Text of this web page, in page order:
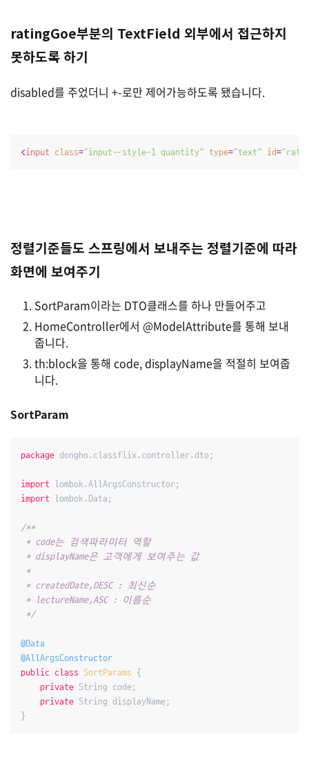
ratingGoe부분의 TextField 외부에서 접근하지
못하도록 하기
disabled를 주었더니 +-로만 제어가능하도록 됐습니다.
<input class="input--style-1 quantity" type="text" id=
정렬기준들도 스프링에서 보내주는 정렬기준에 따라
화면에 보여주기
SortParam이라는 DTO클래스를 하나 만들어주고
HomeController에서 @ModelAttribute를 통해 보내
줍니다.
th:block을 통해 code, displayName을 적절히 보여줍
니다.
SortParam
package dongho.classflix.controller.dto;
import
import lombok.Data;
/**
* code는 검색파라미터 역할
* displayName은 고객에게 보여주는 값
*
* createdDate,DESC : 최신순
* lectureName,ASC : 이름순
*/
@Data
@AllArgsConstructor
public class SortParams {
private String code;
private String displayName;
}